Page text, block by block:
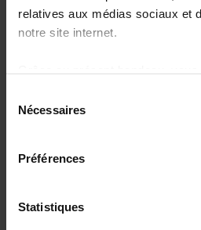
relatives aux médias sociaux et
notre site internet.
à l’exception des cookies
fonctionnement du site. Une
cookies est accessible sous
dessus.
Il est précisé que la navigation
fonctionnalités (ex : lecture de
Nécessaires
Préférences
Statistiques
Programme
entrepreneurs au